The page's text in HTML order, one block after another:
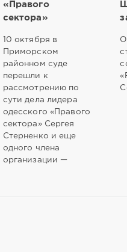
«Правого
сектора»
10 октября в
Приморском
районном суде
перешли к
рассмотрению по
сути дела лидера
одесского «Правого
сектора» Сергея
Стерненко и еще
одного члена
организации —